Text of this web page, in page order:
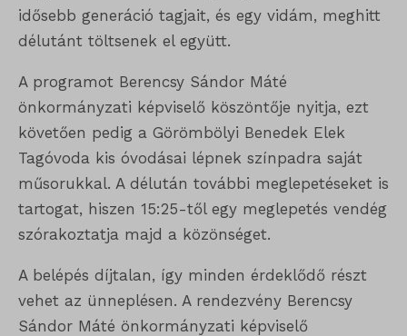
idősebb generáció tagjait, és egy vidám, meghitt
délutánt töltsenek el együtt.
A programot Berencsy Sándor Máté
önkormányzati képviselő köszöntője nyitja, ezt
követően pedig a Görömbölyi Benedek Elek
Tagóvoda kis óvodásai lépnek színpadra saját
műsorukkal. A délután további meglepetéseket is
tartogat, hiszen 15:25-től egy meglepetés vendég
szórakoztatja majd a közönséget.
A belépés díjtalan, így minden érdeklődő részt
vehet az ünneplésen. A rendezvény Berencsy
Sándor Máté önkormányzati képviselő